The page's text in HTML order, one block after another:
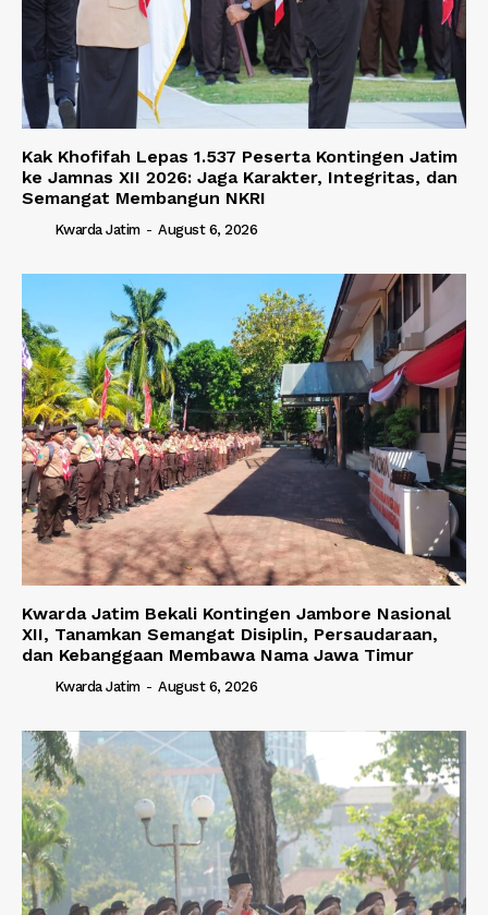
Kak Khofifah Lepas 1.537 Peserta Kontingen Jatim
ke Jamnas XII 2026: Jaga Karakter, Integritas, dan
Semangat Membangun NKRI
Kwarda Jatim - August 6, 2026
Kwarda Jatim Bekali Kontingen Jambore Nasional
XII, Tanamkan Semangat Disiplin, Persaudaraan,
dan Kebanggaan Membawa Nama Jawa Timur
Kwarda Jatim - August 6, 2026